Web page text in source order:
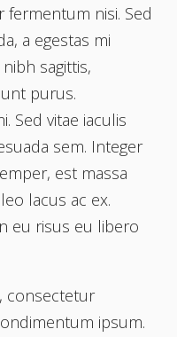
fermentum nisi. Sed
a egestas mi
sagittis,
purus.
Sed vitae iaculis
sem. Integer
est massa
lacus ac ex.
eu risus eu libero
consectetur
ipsum.